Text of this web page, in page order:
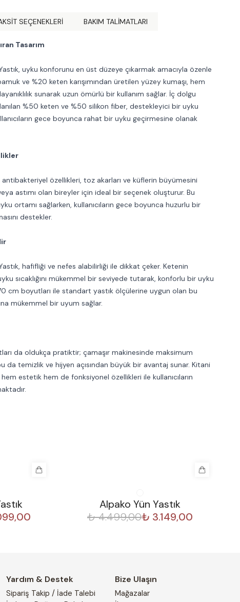
SEÇENEKLERI BAKIM TALİMATLARI
Tasarım
uyku konforunu en üst düzeye çıkarmak amacıyla özenle
ve %20 keten karışımından üretilen yüzey kumaşı, hem
sunarak uzun ömürlü bir kullanım sağlar. İç dolgu
%50 keten ve %50 silikon fiber, destekleyici bir uyku
gece boyunca rahat bir uyku geçirmesine olanak
antibakteriyel özellikleri, toz akarları ve küflerin büyümesini
astımı olan bireyler için ideal bir seçenek oluşturur. Bu
ortamı sağlarken, kullanıcıların gece boyunca huzurlu bir
destekler.
hafifliği ve nefes alabilirliği ile dikkat çeker. Ketenin
sıcaklığını mükemmel bir seviyede tutarak, konforlu bir uyku
cm boyutları ile standart yastık ölçülerine uygun olan bu
mükemmel bir uyum sağlar.
da oldukça pratiktir; çamaşır makinesinde maksimum
da temizlik ve hijyen açısından büyük bir avantaj sunar. Kitani
estetik hem de fonksiyonel özellikleri ile kullanıcıların
Alpako Yün Yastık
₺ 4.499,00₺ 3.149,00
Yardım & Destek
Sipariş Takip / İade Talebi
Bize Ulaşın
Mağazalar